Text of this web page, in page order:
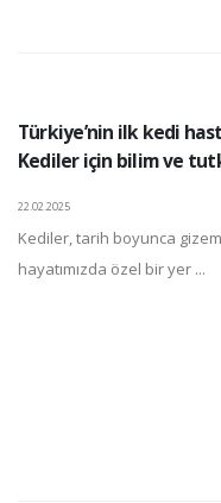
Türkiye’nin ilk kedi
Kediler için bilim ve
22.02.2025
Kediler, tarih boyunca
hayatımızda özel bir yer ...